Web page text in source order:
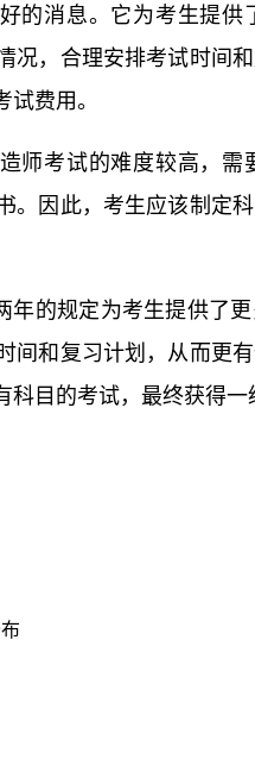
的消息。它为考生提
况，合理安排考试时间
费用。
师考试的难度较高，
。因此，考生应该制定
年的规定为考生提供了
间和复习计划，从而更
目的考试，最终获得一